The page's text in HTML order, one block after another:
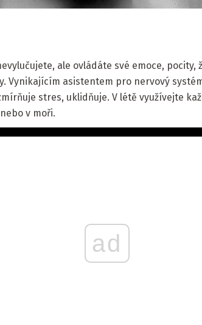
ale ovládáte své emoce, pocity,
Vynikajícím asistentem pro nervový
stres, uklidňuje. V létě využívejte
v moři.
ad